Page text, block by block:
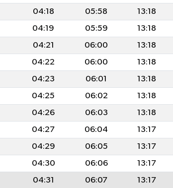
04:18 05:58 13:18
04:19 05:59 13:18
04:21 06:00 13:18
04:22 06:00 13:18
04:23 06:01 13:18
04:25 06:02 13:18
04:26 06:03 13:18
04:27 06:04 13:17
04:29 06:05 13:17
04:30 06:06 13:17
04:31 06:07 13:17